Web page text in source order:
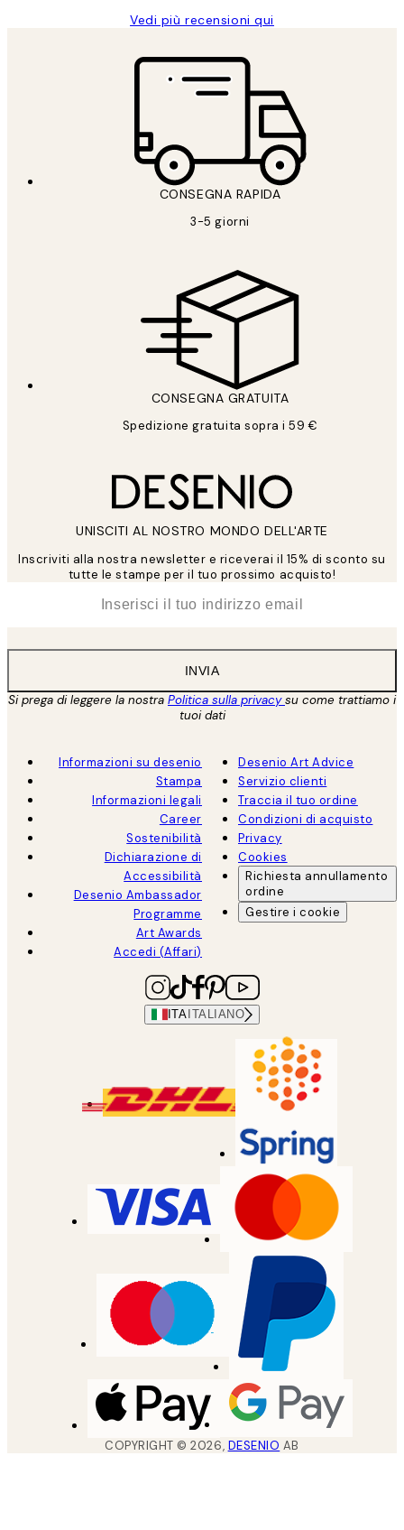
Vedi più recensioni qui
CONSEGNA RAPIDA
3-5 giorni
CONSEGNA GRATUITA
Spedizione gratuita sopra i 59 €
UNISCITI AL NOSTRO MONDO DELL'ARTE
Inscriviti alla nostra newsletter e riceverai il 15% di sconto su
tutte le stampe per il tuo prossimo acquisto!
INVIA
Si prega di leggere la nostra Politica sulla privacysu come trattiamo i
tuoi dati
Informazioni su desenio
Stampa
Informazioni legali
Career
Sostenibilità
Dichiarazione di
Accessibilità
Desenio Ambassador
Programme
Art Awards
Accedi (Affari)
Desenio Art Advice
Servizio clienti
Traccia il tuo ordine
Condizioni di acquisto
Privacy
Cookies
Richiesta annullamento
ordine
Gestire i cookie
ITA ITALIANO
COPYRIGHT ©2026, DESENIO AB